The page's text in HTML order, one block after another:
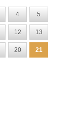
4 5
12 13
20 21